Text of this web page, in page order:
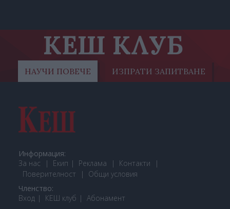
КЕШ КЛУБ
НАУЧИ ПОВЕЧЕ ИЗПРАТИ ЗАПИТВАНЕ
Информация:
За нас
Екип Реклама
Контакти
Поверителност
Общи условия
Членство:
Вход
КЕШ клуб Абонамент